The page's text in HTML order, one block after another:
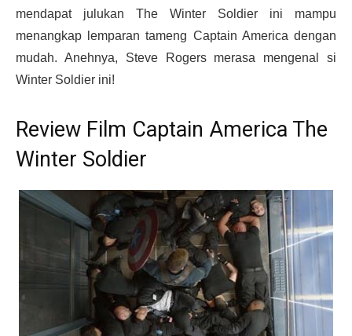
mendapat julukan The Winter Soldier ini mampu
menangkap lemparan tameng Captain America dengan
mudah. Anehnya, Steve Rogers merasa mengenal si
Winter Soldier ini!
Review Film Captain America The
Winter Soldier